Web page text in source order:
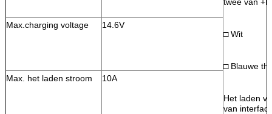
□ Wit
□ Blauwe
Het laden
van
Max.charging voltage 14.6V
Max. het laden stroom 10A